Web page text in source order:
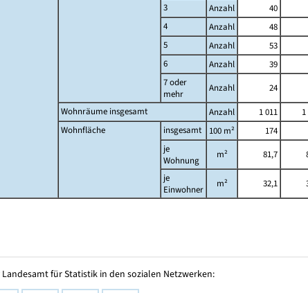
3
Anzahl 40
4
Anzahl 48
5
Anzahl 53
6
Anzahl 39
7 oder
mehr
Anzahl 24
Wohnräume insgesamt
Anzahl 1 011
Wohnfläche
insgesamt 100 m² 174
je
Wohnung
m² 81,7
je
Einwohner
m² 32,1
Landesamt für Statistik in den sozialen Netzwerken: